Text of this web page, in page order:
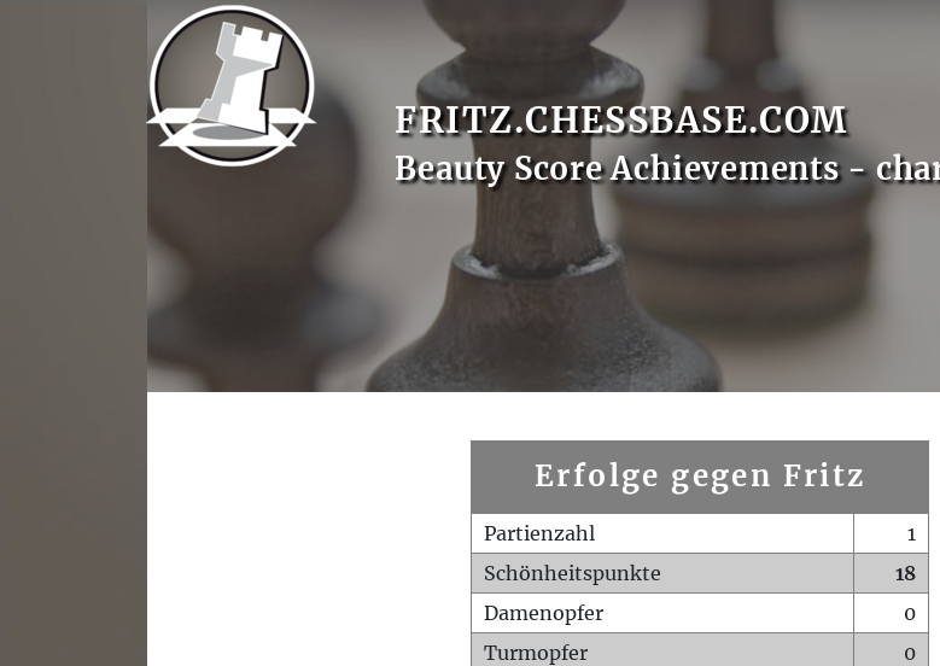
FRITZ.CHESSBASE.COM
Beauty Score Achievements -
Erfolge gegen Fritz
Partienzahl
1
Schönheitspunkte
18
Damenopfer
0
Turmopfer
0